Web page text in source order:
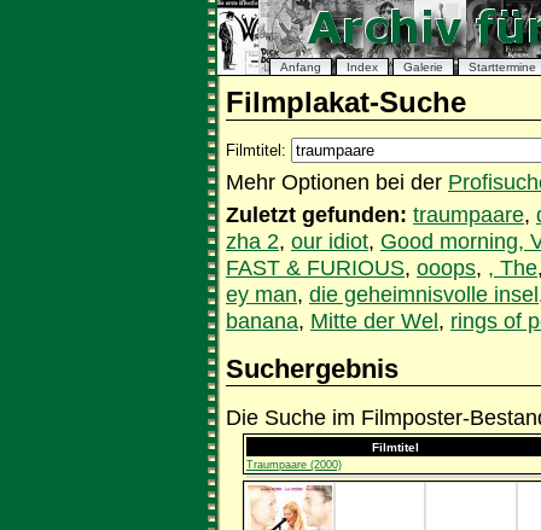
Anfang Index Galerie Starttermine
Filmplakat-Suche
Filmtitel:
Mehr Optionen bei der
Zuletzt gefunden: traumpaare,
zha 2, our idiot, Good morning,
FAST & FURIOUS, ooops, , The
ey man, die geheimnisvolle insel
banana, Mitte der Wel, rings of
Suchergebnis
Die Suche im Filmposter-
Filmtitel
Traumpaare (2000)